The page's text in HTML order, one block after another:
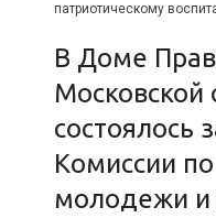
патриотическому
В Доме Правительства
Московской
состоялось
Комиссии
молодежи и